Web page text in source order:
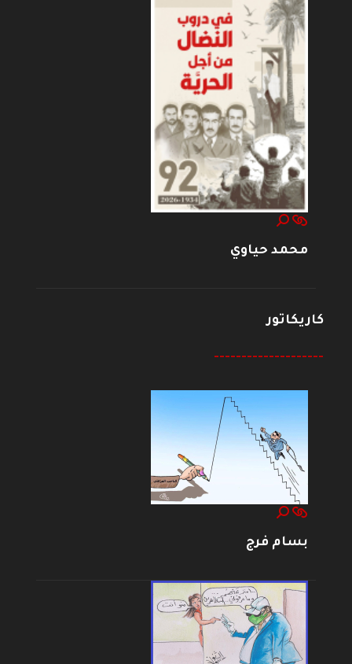
محمد حياوي
كاريكاتور
--------------------
بسام فرج